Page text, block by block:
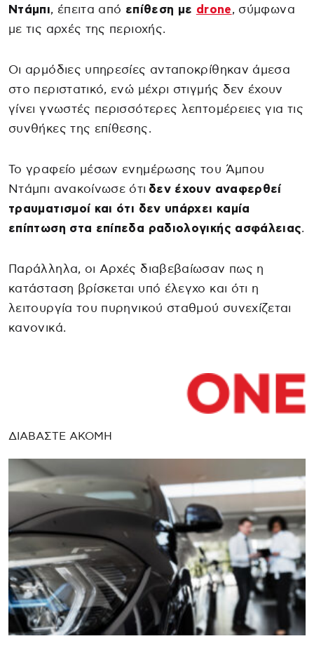
Ντάμπι, έπειτα από επίθεση με drone, σύμφωνα
με τις αρχές της περιοχής.
Οι αρμόδιες υπηρεσίες ανταποκρίθηκαν άμεσα
στο περιστατικό, ενώ μέχρι στιγμής δεν έχουν
γίνει γνωστές περισσότερες λεπτομέρειες για τις
συνθήκες της επίθεσης.
Το γραφείο μέσων ενημέρωσης του Άμπου
Ντάμπι ανακοίνωσε ότι δεν έχουν αναφερθεί
τραυματισμοί και ότι δεν υπάρχει καμία
επίπτωση στα επίπεδα ραδιολογικής ασφάλειας.
Παράλληλα, οι Aρχές διαβεβαίωσαν πως η
κατάσταση βρίσκεται υπό έλεγχο και ότι η
λειτουργία του πυρηνικού σταθμού συνεχίζεται
κανονικά.
ΔΙΑΒΑΣΤΕ ΑΚΟΜΗ